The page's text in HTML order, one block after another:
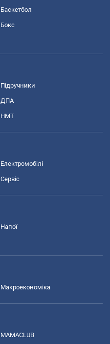
Баскетбол
Бокс
Підручники
ДПА
НМТ
Електромобілі
Сервіс
Напої
Макроекономіка
MAMACLUB